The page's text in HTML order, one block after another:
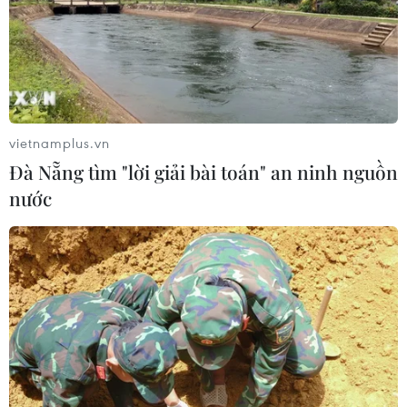
Quảng Trị quyết tâm bàn giao sớm
mặt bằng Dự án Nhà máy điện gió
LIG-Hướng Hóa 1
08/08/2026 02:33
niệm 70 năm Ngày truyền thống lực
lượng Cảnh sát kinh tế
08/08/2026 01:59
Áp dụng "luồng xanh" cho nhà đầu
tư dự án hạ tầng công nghiệp phía
Đông Đắk Lắk
vietnamplus.vn
Đà Nẵng tìm "lời giải bài toán" an ninh nguồn
nước